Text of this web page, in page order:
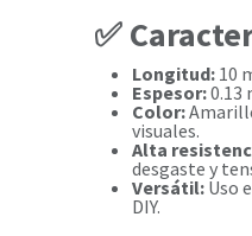
✅
Longitud: 10
Espesor:0.13
Color:
visuales.
Alta
desgaste y
Versátil: Uso
DIY.